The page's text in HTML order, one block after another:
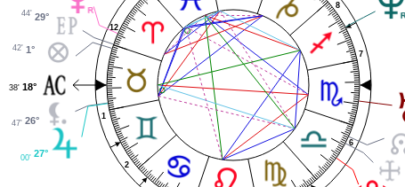
1
2
6
7
8
12
29°
44'
1°
42'
18°
38'
26°
47'
27°
00'